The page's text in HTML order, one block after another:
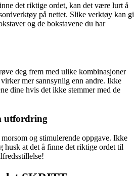
det riktige ordet, kan det være lurt å
på nettet. Slike verktøy kan gi
og de bokstavene du har
deg frem med ulike kombinasjoner
mer sannsynlig enn andre. Ikke
dine hvis det ikke stemmer med de
utfordring
og stimulerende oppgave. Ikke
husk at det å finne det riktige ordet til